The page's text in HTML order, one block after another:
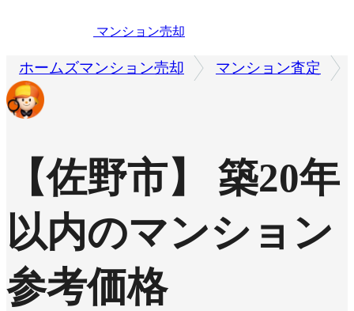
マンション売却
ホームズマンション売却 マンション査定
【佐野市】 築20年
以内のマンション
参考価格